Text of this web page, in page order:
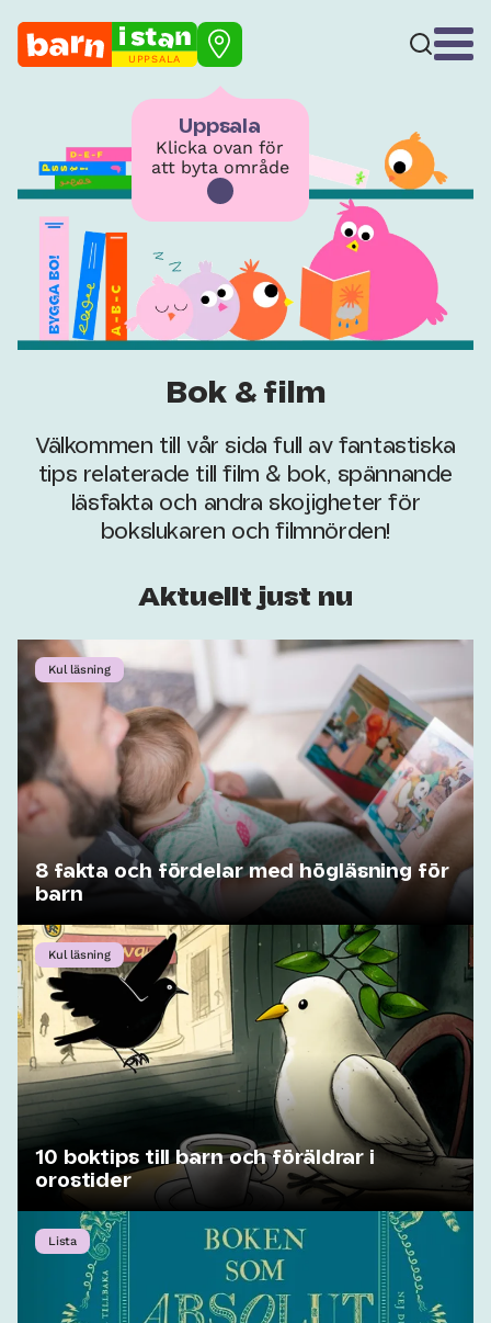
UPPSALA
Uppsala
Klicka ovan för
att byta område
Bok & film
Välkommen till vår sida full av fantastiska
tips relaterade till film & bok, spännande
läsfakta och andra skojigheter för
bokslukaren och filmnörden!
Aktuellt just nu
Kul läsning
8 fakta och fördelar med högläsning för
barn
Kul läsning
10 boktips till barn och föräldrar i
orostider
Lista